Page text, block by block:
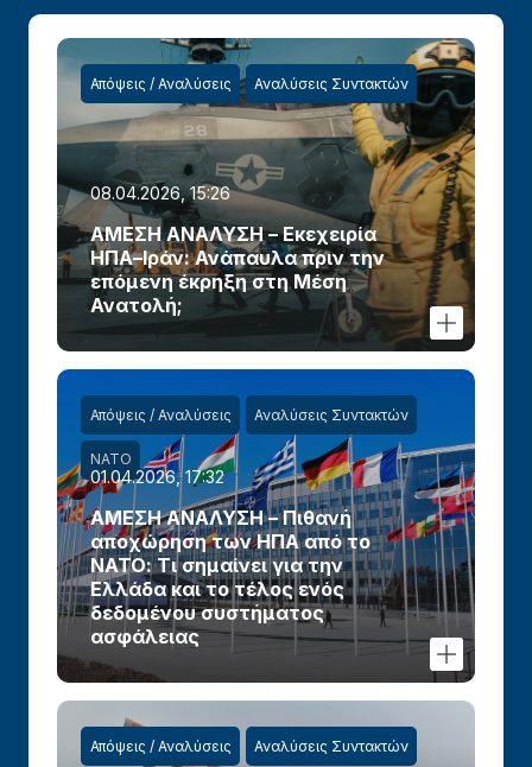
Απόψεις / Αναλύσεις Αναλύσεις Συντακτών
08.04.2026, 15:26
ΑΜΕΣΗ ΑΝΑΛΥΣΗ – Εκεχειρία
ΗΠΑ–Ιράν: Ανάπαυλα πριν την
επόμενη έκρηξη στη Μέση
Ανατολή;
Απόψεις / Αναλύσεις Αναλύσεις Συντακτών
ΝΑΤΟ
01.04.2026, 17:32
ΑΜΕΣΗ ΑΝΑΛΥΣΗ – Πιθανή
αποχώρηση των ΗΠΑ από το
ΝΑΤΟ: Τι σημαίνει για την
Ελλάδα και το τέλος ενός
δεδομένου συστήματος
ασφάλειας
Απόψεις / Αναλύσεις Αναλύσεις Συντακτών